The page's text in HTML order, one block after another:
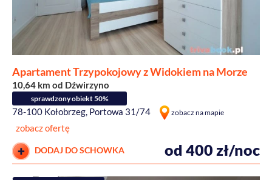
Apartament Trzypokojowy z Widokiem na Morze
10,64 km od Dźwirzyno
sprawdzony obiekt 50%
78-100 Kołobrzeg, Portowa 31/74 zobacz na mapie
zobacz ofertę
DODAJ DO SCHOWKA od 400 zł/noc